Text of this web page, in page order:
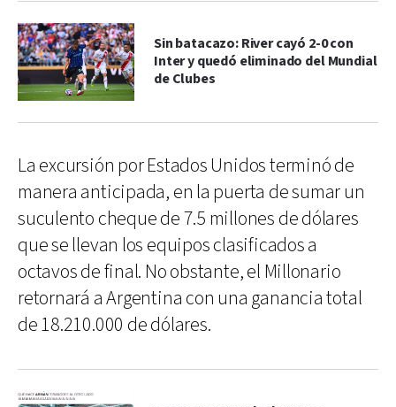
Sin batacazo: River cayó 2-0 con
Inter y quedó eliminado del Mundial
de Clubes
La excursión por Estados Unidos terminó de
manera anticipada, en la puerta de sumar un
suculento cheque de 7.5 millones de dólares
que se llevan los equipos clasificados a
octavos de final. No obstante, el Millonario
retornará a Argentina con una ganancia total
de 18.210.000 de dólares.